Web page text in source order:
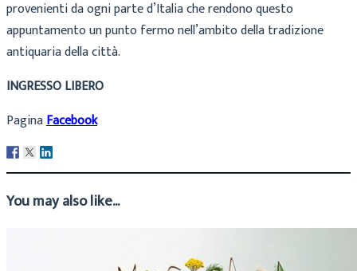
provenienti da ogni parte d’Italia che rendono questo
appuntamento un punto fermo nell’ambito della tradizione
antiquaria della città.
INGRESSO LIBERO
PaginaFacebook
You may also like...